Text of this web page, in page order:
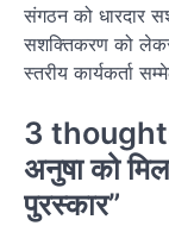
संगठन को धारदार
सशक्तिकरण को लेकर
स्तरीय कार्यकर्ता
3
अनुषा को
पुरस्कार”